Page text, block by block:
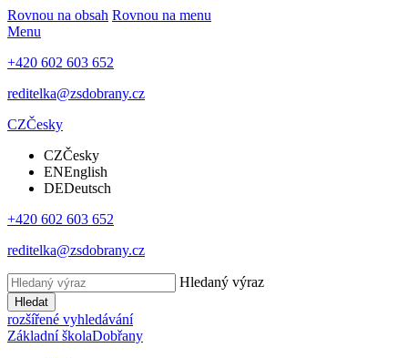
Rovnou na obsah Rovnou na menu
Menu
+420 602 603 652
reditelka@zsdobrany.cz
CZČesky
CZČesky
ENEnglish
DEDeutsch
+420 602 603 652
reditelka@zsdobrany.cz
Hledaný výraz
Hledat
rozšířené vyhledávání
Základní školaDobřany